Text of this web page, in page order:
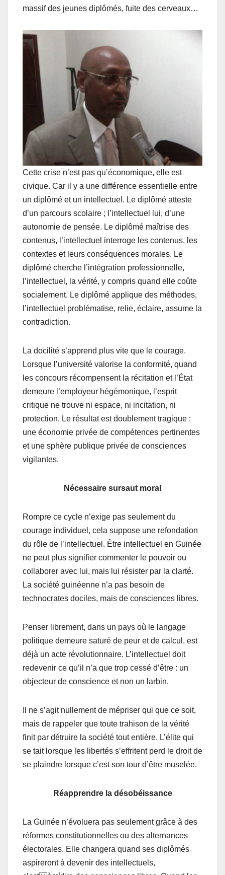
massif des jeunes diplômés, fuite des cerveaux…
Cette crise n’est pas qu’économique, elle est
civique. Car il y a une différence essentielle entre
un diplômé et un intellectuel. Le diplômé atteste
d’un parcours scolaire ; l’intellectuel lui, d’une
autonomie de pensée. Le diplômé maîtrise des
contenus, l’intellectuel interroge les contenus, les
contextes et leurs conséquences morales. Le
diplômé cherche l’intégration professionnelle,
l’intellectuel, la vérité, y compris quand elle coûte
socialement. Le diplômé applique des méthodes,
l’intellectuel problématise, relie, éclaire, assume la
contradiction.
La docilité s’apprend plus vite que le courage.
Lorsque l’université valorise la conformité, quand
les concours récompensent la récitation et l’État
demeure l’employeur hégémonique, l’esprit
critique ne trouve ni espace, ni incitation, ni
protection. Le résultat est doublement tragique :
une économie privée de compétences pertinentes
et une sphère publique privée de consciences
vigilantes.
Nécessaire sursaut moral
Rompre ce cycle n’exige pas seulement du
courage individuel, cela suppose une refondation
du rôle de l’intellectuel. Être intellectuel en Guinée
ne peut plus signifier commenter le pouvoir ou
collaborer avec lui, mais lui résister par la clarté.
La société guinéenne n’a pas besoin de
technocrates dociles, mais de consciences libres.
Penser librement, dans un pays où le langage
politique demeure saturé de peur et de calcul, est
déjà un acte révolutionnaire. L’intellectuel doit
redevenir ce qu’il n’a que trop cessé d’être : un
objecteur de conscience et non un larbin.
Il ne s’agit nullement de mépriser qui que ce soit,
mais de rappeler que toute trahison de la vérité
finit par détruire la société tout entière. L’élite qui
se tait lorsque les libertés s’effritent perd le droit de
se plaindre lorsque c’est son tour d’être muselée.
Réapprendre la désobéissance
La Guinée n’évoluera pas seulement grâce à des
réformes constitutionnelles ou des alternances
électorales. Elle changera quand ses diplômés
aspireront à devenir des intellectuels,